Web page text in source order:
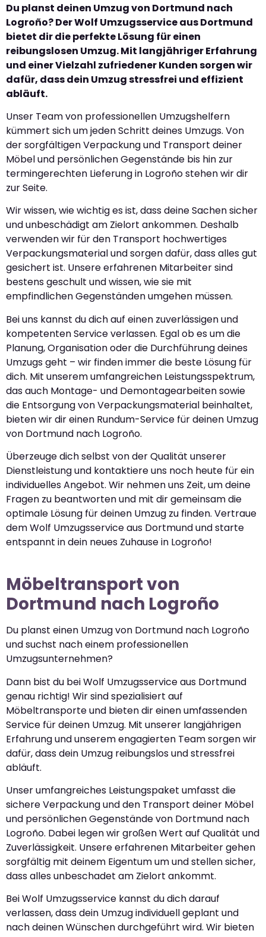
Du planst deinen Umzug von Dortmund nach
Logroño? Der Wolf Umzugsservice aus Dortmund
bietet dir die perfekte Lösung für einen
reibungslosen Umzug. Mit langjähriger Erfahrung
und einer Vielzahl zufriedener Kunden sorgen wir
dafür, dass dein Umzug stressfrei und effizient
abläuft.
Unser Team von professionellen Umzugshelfern
kümmert sich um jeden Schritt deines Umzugs. Von
der sorgfältigen Verpackung und Transport deiner
Möbel und persönlichen Gegenstände bis hin zur
termingerechten Lieferung in Logroño stehen wir dir
zur Seite.
Wir wissen, wie wichtig es ist, dass deine Sachen sicher
und unbeschädigt am Zielort ankommen. Deshalb
verwenden wir für den Transport hochwertiges
Verpackungsmaterial und sorgen dafür, dass alles gut
gesichert ist. Unsere erfahrenen Mitarbeiter sind
bestens geschult und wissen, wie sie mit
empfindlichen Gegenständen umgehen müssen.
Bei uns kannst du dich auf einen zuverlässigen und
kompetenten Service verlassen. Egal ob es um die
Planung, Organisation oder die Durchführung deines
Umzugs geht – wir finden immer die beste Lösung für
dich. Mit unserem umfangreichen Leistungsspektrum,
das auch Montage- und Demontagearbeiten sowie
die Entsorgung von Verpackungsmaterial beinhaltet,
bieten wir dir einen Rundum-Service für deinen Umzug
von Dortmund nach Logroño.
Überzeuge dich selbst von der Qualität unserer
Dienstleistung und kontaktiere uns noch heute für ein
individuelles Angebot. Wir nehmen uns Zeit, um deine
Fragen zu beantworten und mit dir gemeinsam die
optimale Lösung für deinen Umzug zu finden. Vertraue
dem Wolf Umzugsservice aus Dortmund und starte
entspannt in dein neues Zuhause in Logroño!
Möbeltransport von
Dortmund nach Logroño
Du planst einen Umzug von Dortmund nach Logroño
und suchst nach einem professionellen
Umzugsunternehmen?
Dann bist du bei Wolf Umzugsservice aus Dortmund
genau richtig! Wir sind spezialisiert auf
Möbeltransporte und bieten dir einen umfassenden
Service für deinen Umzug. Mit unserer langjährigen
Erfahrung und unserem engagierten Team sorgen wir
dafür, dass dein Umzug reibungslos und stressfrei
abläuft.
Unser umfangreiches Leistungspaket umfasst die
sichere Verpackung und den Transport deiner Möbel
und persönlichen Gegenstände von Dortmund nach
Logroño. Dabei legen wir großen Wert auf Qualität und
Zuverlässigkeit. Unsere erfahrenen Mitarbeiter gehen
sorgfältig mit deinem Eigentum um und stellen sicher,
dass alles unbeschadet am Zielort ankommt.
Bei Wolf Umzugsservice kannst du dich darauf
verlassen, dass dein Umzug individuell geplant und
nach deinen Wünschen durchgeführt wird. Wir bieten